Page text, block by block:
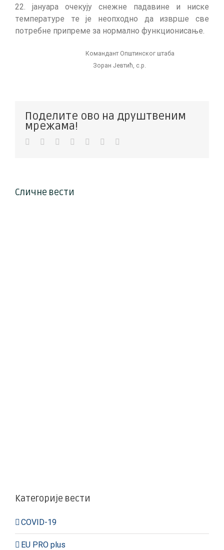
22. јануара очекују снежне падавине и ниске
температуре те је неопходно да изврше све
потребне припреме за нормално функционисање.
Командант Општинског штаба
Зоран Јевтић, с.р.
Поделите ово на друштвеним
мрежама!
Facebook
TwitterLinkedInWhatsAppPinterest
Сличне вести
Категорије вести
COVID-19
EU PRO plus